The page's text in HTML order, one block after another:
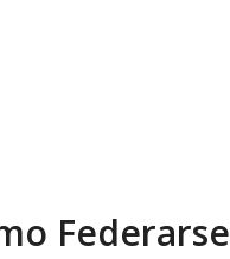
Federarse